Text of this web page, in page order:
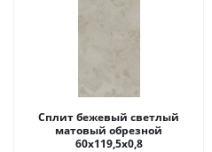
Сплит бежевый светлый
матовый обрезной
60x119,5x0,8